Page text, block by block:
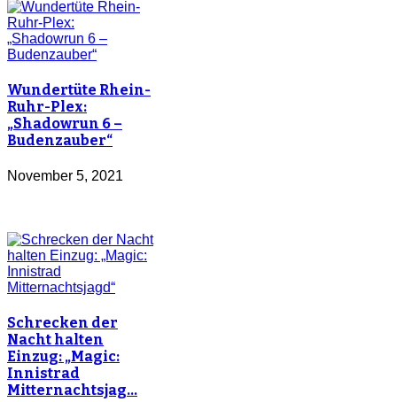
Wundertüte Rhein-
Ruhr-Plex:
„Shadowrun 6 –
Budenzauber“
November 5, 2021
Schrecken der
Nacht halten
Einzug: „Magic:
Innistrad
Mitternachtsjag…